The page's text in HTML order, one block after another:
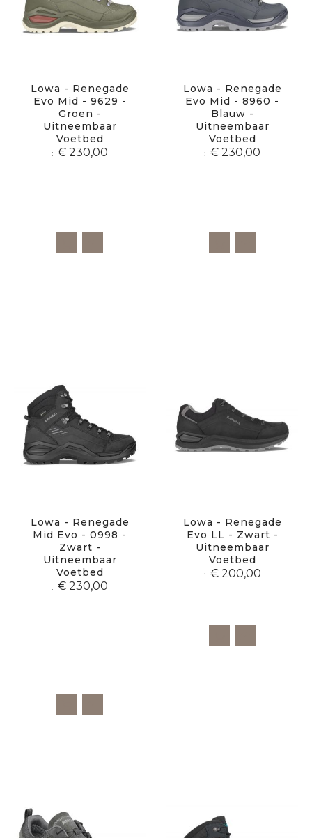
Lowa - Renegade
Evo Mid - 9629 -
Groen -
Uitneembaar
Voetbed
€ 230,00
Lowa - Renegade
Evo Mid - 8960 -
Blauw -
Uitneembaar
Voetbed
€ 230,00
Lowa - Renegade
Mid Evo - 0998 -
Zwart -
Uitneembaar
Voetbed
€ 230,00
Lowa - Renegade
Evo LL - Zwart -
Uitneembaar
Voetbed
€ 200,00